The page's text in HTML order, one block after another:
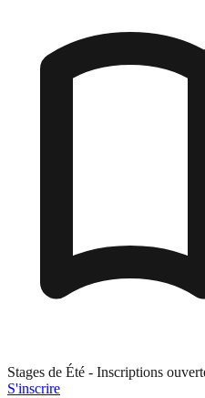
Stages de Été - Inscriptions
S'inscrire